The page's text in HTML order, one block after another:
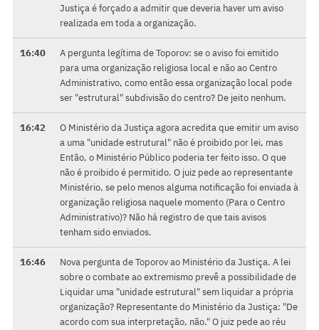
Justiça é forçado a admitir que deveria haver um aviso
realizada em toda a organização.
16:40
A pergunta legítima de Toporov: se o aviso foi emitido
para uma organização religiosa local e não ao Centro
Administrativo, como então essa organização local pode
ser "estrutural" subdivisão do centro? De jeito nenhum.
16:42
O Ministério da Justiça agora acredita que emitir um aviso
a uma "unidade estrutural" não é proibido por lei, mas
Então, o Ministério Público poderia ter feito isso. O que
não é proibido é permitido. O juiz pede ao representante
Ministério, se pelo menos alguma notificação foi enviada à
organização religiosa naquele momento (Para o Centro
Administrativo)? Não há registro de que tais avisos
tenham sido enviados.
16:46
Nova pergunta de Toporov ao Ministério da Justiça. A lei
sobre o combate ao extremismo prevê a possibilidade de
Liquidar uma "unidade estrutural" sem liquidar a própria
organização? Representante do Ministério da Justiça: "De
acordo com sua interpretação, não." O juiz pede ao réu